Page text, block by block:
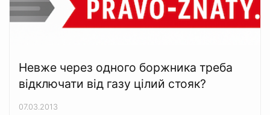
Невже через одного боржника треба
відключати від газу цілий стояк?
07.03.2013